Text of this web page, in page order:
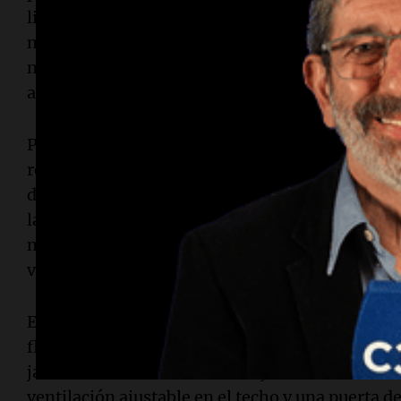
lineales de estantes inferiores, 15 pies de
móviles para plantas. Dos ventanas de fácil
natural del aire y la polinización, mientras que
activado por temperatura mejora la ventilación.
Para quienes buscan un espacio que combine
relajarse, el
Spruce Wood Greenhouse with
de espacio interior. Este invernadero cuenta
lados y permite cultivar plantas trepadoras,
macetas colgantes. Incluye un panel trasero de
ventilación en la parte superior para promover
El
es perfecto para
flores como hortalizas, añadiendo un toque de
jardín. Este invernadero incluye todo lo
ventilación ajustable en el techo y una puerta